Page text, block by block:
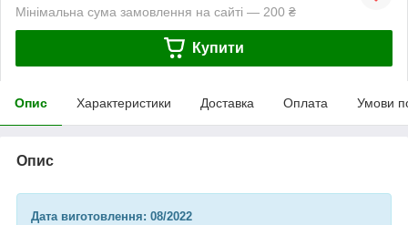
Мінімальна сума замовлення на сайті — 200 ₴
Купити
Опис Характеристики Доставка Оплата Умови
Опис
Дата виготовлення: 08/2022